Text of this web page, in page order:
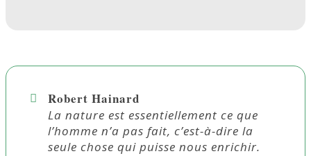
Robert Hainard
La nature est essentiellement ce que
l’homme n’a pas fait, c’est-à-dire la
seule chose qui puisse nous enrichir.